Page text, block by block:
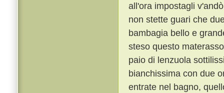
all'ora impostagli
non stette guari che
bambagia bello e
steso questo
paio di lenzuola
bianchissima con due
entrate nel bagno,